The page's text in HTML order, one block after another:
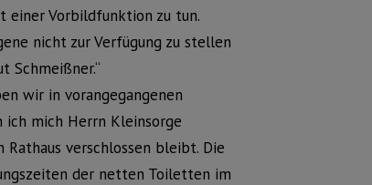
einer Vorbildfunktion zu tun.
nicht zur Verfügung zu stellen
Schmeißner.“
wir in vorangegangenen
ich mich Herrn Kleinsorge
verschlossen bleibt. Die
der netten Toiletten im